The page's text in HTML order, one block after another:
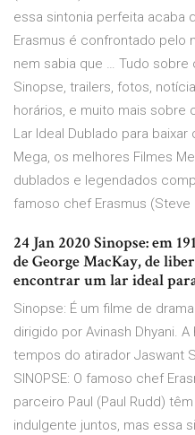
essa sintonia perfeita acaba
Erasmus é confrontado pelo
nem sabia que … Tudo sobre
Sinopse, trailers, fotos,
horários, e muito mais sobre
Lar Ideal Dublado para
Mega, os melhores Filmes
dublados e legendados
famoso chef Erasmus (Steve
24 Jan 2020 Sinopse: em
de George MacKay, de
encontrar um lar ideal
Sinopse: É um filme de
dirigido por Avinash Dhyani.
tempos do atirador Jaswant
SINOPSE: O famoso chef
parceiro Paul (Paul Rudd)
indulgente juntos, mas essa